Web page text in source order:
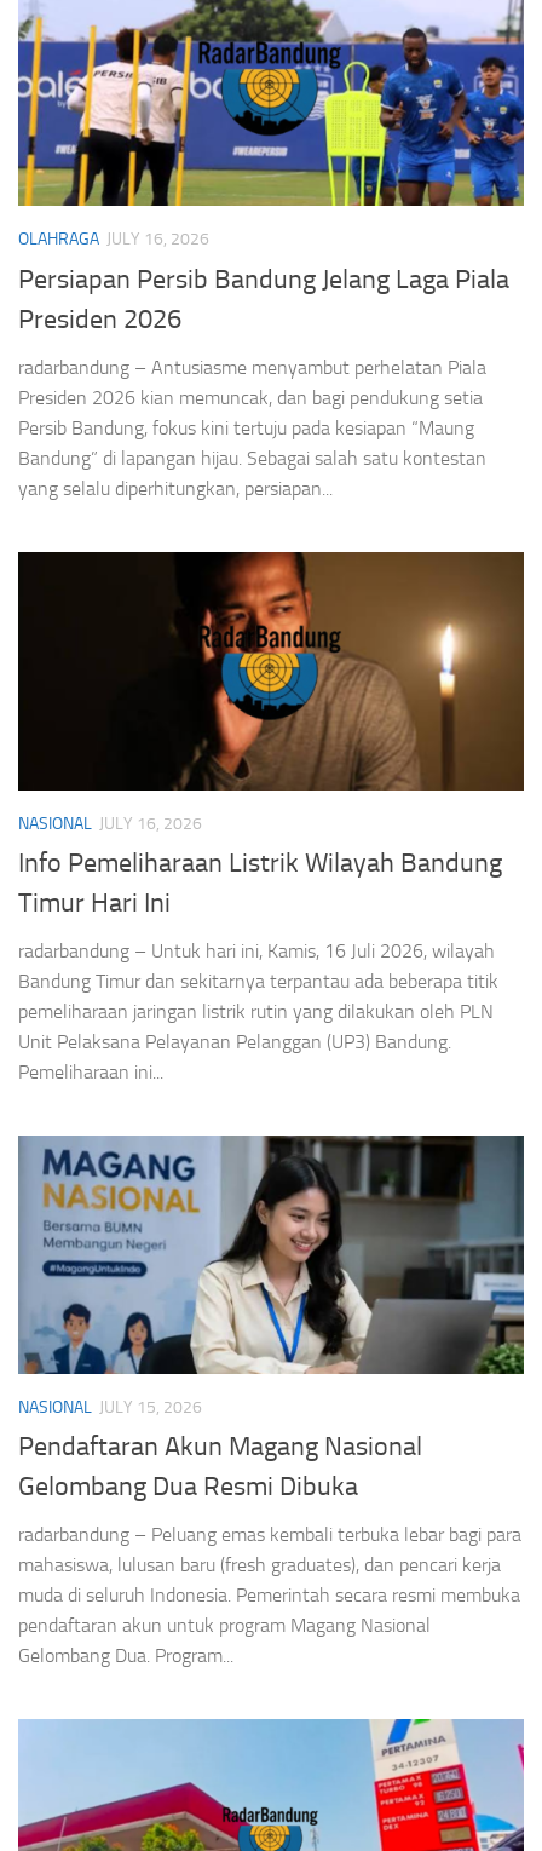
OLAHRAGA JULY 16, 2026
Persiapan Persib Bandung Jelang Laga Piala
Presiden 2026
radarbandung – Antusiasme menyambut perhelatan Piala
Presiden 2026 kian memuncak, dan bagi pendukung setia
Persib Bandung, fokus kini tertuju pada kesiapan “Maung
Bandung” di lapangan hijau. Sebagai salah satu kontestan
NASIONAL JULY 16, 2026
Info Pemeliharaan Listrik Wilayah Bandung
Timur Hari Ini
radarbandung – Untuk hari ini, Kamis, 16 Juli 2026, wilayah
Bandung Timur dan sekitarnya terpantau ada beberapa titik
pemeliharaan jaringan listrik rutin yang dilakukan oleh PLN
Unit Pelaksana Pelayanan Pelanggan (UP3) Bandung.
NASIONAL JULY 15, 2026
Pendaftaran Akun Magang Nasional
Gelombang Dua Resmi Dibuka
radarbandung – Peluang emas kembali terbuka lebar bagi para
mahasiswa, lulusan baru (fresh graduates), dan pencari kerja
muda di seluruh Indonesia. Pemerintah secara resmi membuka
pendaftaran akun untuk program Magang Nasional